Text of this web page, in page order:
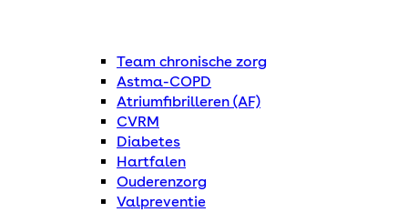
Team chronische zorg
Astma-COPD
Atriumfibrilleren (AF)
CVRM
Diabetes
Hartfalen
Ouderenzorg
Valpreventie